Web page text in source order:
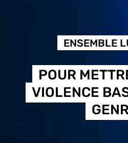
ENSEMBLE
POUR
VIOLENCE